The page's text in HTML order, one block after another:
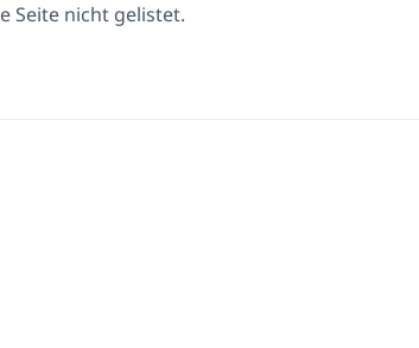
Seite nicht gelistet.